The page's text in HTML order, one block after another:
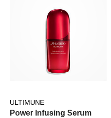
ULTIMUNE
Power Infusing Serum